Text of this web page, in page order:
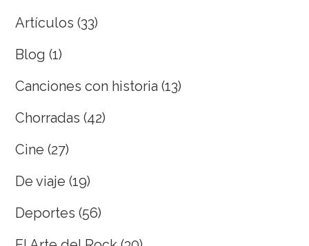
Artículos (33)
Blog (1)
Canciones con historia (13)
Chorradas (42)
Cine (27)
De viaje (19)
Deportes (56)